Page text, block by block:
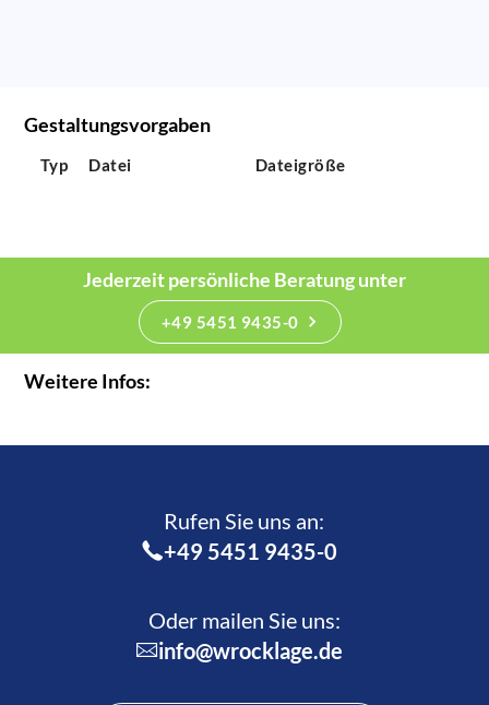
Gestaltungsvorgaben
Typ Datei Dateigröße
Jederzeit persönliche Beratung unter
+49 5451 9435-0
Weitere Infos:
Rufen Sie uns an:­
+49 5451 9435-0
Oder mailen Sie uns:
info@wrocklage.de